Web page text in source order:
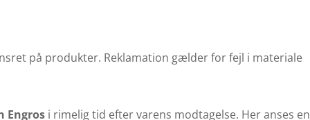
på produkter. Reklamation gælder for fejl i materiale
Engrosi rimelig tid efter varens modtagelse. Her anses en